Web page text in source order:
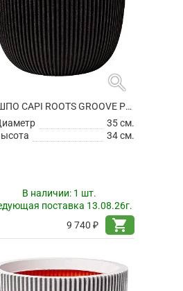
search
КАШПО CAPI ROOTS GROOVE PLANTER BALL BLACK
35 см.
34 см.
В наличии: 1 шт.
поставка 13.08.26г.
9 740 ₽
shopping_cart